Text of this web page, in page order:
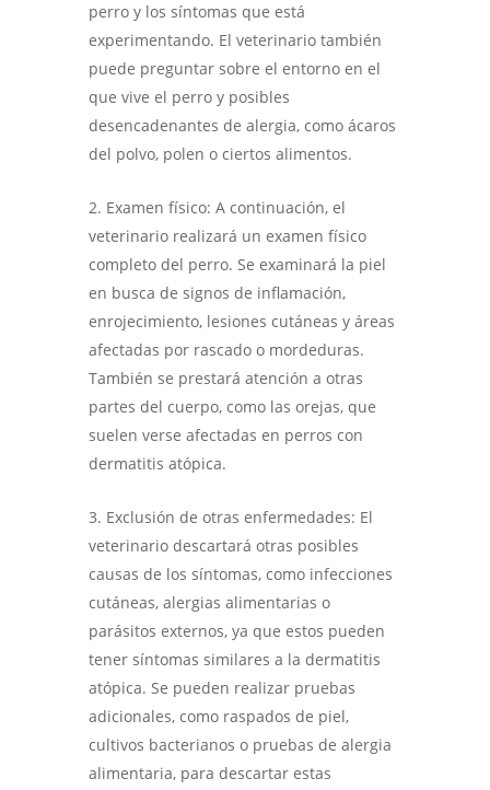
perro y los síntomas que está
experimentando. El veterinario también
puede preguntar sobre el entorno en el
que vive el perro y posibles
desencadenantes de alergia, como ácaros
del polvo, polen o ciertos alimentos.
Examen físico: A continuación, el
veterinario realizará un examen físico
completo del perro. Se examinará la piel
en busca de signos de inflamación,
enrojecimiento, lesiones cutáneas y áreas
afectadas por rascado o mordeduras.
También se prestará atención a otras
partes del cuerpo, como las orejas, que
suelen verse afectadas en perros con
dermatitis atópica.
Exclusión de otras enfermedades: El
veterinario descartará otras posibles
causas de los síntomas, como infecciones
cutáneas, alergias alimentarias o
parásitos externos, ya que estos pueden
tener síntomas similares a la dermatitis
atópica. Se pueden realizar pruebas
adicionales, como raspados de piel,
cultivos bacterianos o pruebas de alergia
alimentaria, para descartar estas